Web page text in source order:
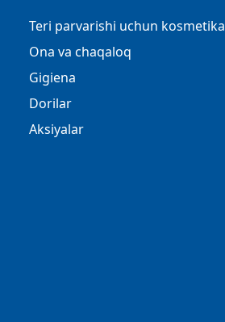
Teri parvarishi uchun kosmetika
Ona va chaqaloq
Gigiena
Dorilar
Aksiyalar